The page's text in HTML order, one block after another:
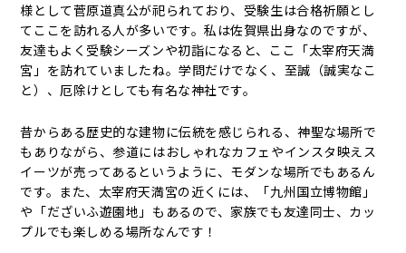
様として菅原道真公が祀られており、受験生は合格祈願とし
てここを訪れる人が多いです。私は佐賀県出身なのですが、
友達もよく受験シーズンや初詣になると、ここ「太宰府天満
宮」を訪れていましたね。学問だけでなく、至誠（誠実なこ
と）、厄除けとしても有名な神社です。
昔からある歴史的な建物に伝統を感じられる、神聖な場所で
もありながら、参道にはおしゃれなカフェやインスタ映えス
イーツが売ってあるというように、モダンな場所でもあるん
です。また、太宰府天満宮の近くには、「九州国立博物館」
や「だざいふ遊園地」もあるので、家族でも友達同士、カッ
プルでも楽しめる場所なんです！